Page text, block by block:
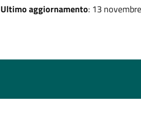
Ultimo aggiornamento: 13